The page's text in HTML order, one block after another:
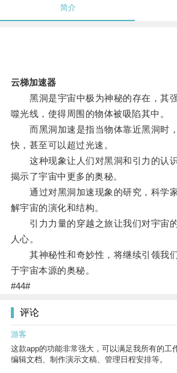
简介
云梯加速器
黑洞是宇宙中极为神秘的存在，其
噬光线，使得周围的物体被吸陷其中。
而黑洞加速是指当物体靠近黑洞时
快，甚至可以超过光速。
这种现象让人们对黑洞和引力的认
揭示了宇宙中更多的奥秘。
通过对黑洞加速现象的研究，科学
解宇宙的演化和结构。
引力力量的穿越之旅让我们对宇宙
人心。
其神秘性和奇妙性，将继续引领我
于宇宙本源的奥秘。
#44#
评论
游客
这款app的功能非常强大，可以满足我所有的工
编辑文档、制作演示文稿、管理日程安排等。